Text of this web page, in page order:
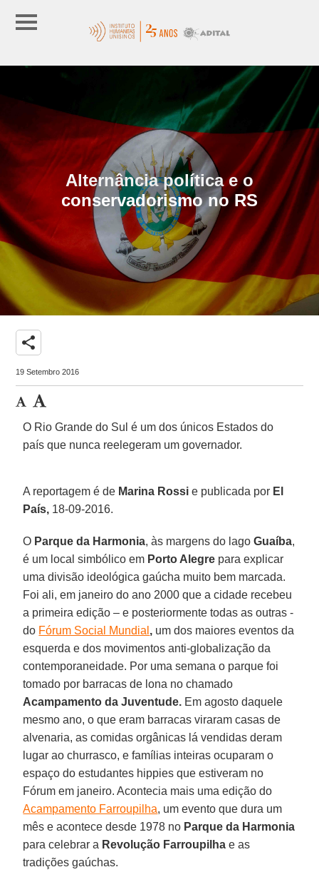
Alternância política e o
conservadorismo no RS
share
19 Setembro 2016
O Rio Grande do Sul é um dos únicos Estados do
país que nunca reelegeram um governador.
A reportagem é de Marina Rossi e publicada por El
País, 18-09-2016.
O Parque da Harmonia, às margens do lagoGuaíba,
é um local simbólico em Porto Alegre para explicar
uma divisão ideológica gaúcha muito bem marcada.
Foi ali, em janeiro do ano 2000 que a cidade recebeu
a primeira edição – e posteriormente todas as outras -
do Fórum Social Mundial , um dos maiores eventos da
esquerda e dos movimentos anti-globalização da
contemporaneidade. Por uma semana o parque foi
tomado por barracas de lona no chamado
Acampamento da Juventude. Em agosto daquele
mesmo ano, o que eram barracas viraram casas de
alvenaria, as comidas orgânicas lá vendidas deram
lugar ao churrasco, e famílias inteiras ocuparam o
espaço do estudantes hippies que estiveram no
Fórum em janeiro. Acontecia mais uma edição do
Acampamento Farroupilha, um evento que dura um
mês e acontece desde 1978 no Parque da Harmonia
para celebrar a Revolução Farroupilha e as
tradições gaúchas.